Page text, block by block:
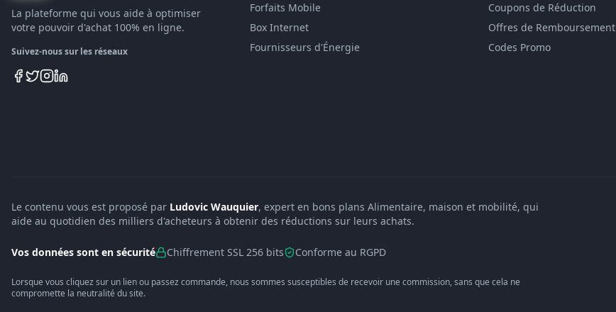
La plateforme qui vous aide à optimiser
votre pouvoir d'achat 100% en ligne.
Suivez-nous sur les réseaux
Forfaits Mobile
Box Internet
Fournisseurs d'Énergie
Coupons de Réduction
Offres de Remboursement
Codes Promo
Le contenu vous est proposé par Ludovic Wauquier, expert en bons plans Alimentaire, maison et mobilité, qui
aide au quotidien des milliers d'acheteurs à obtenir des réductions sur leurs achats.
Vos données sont en sécurité Chiffrement SSL 256 bits Conforme au RGPD
Lorsque vous cliquez sur un lien ou passez commande, nous sommes susceptibles de recevoir une commission, sans que cela ne
compromette la neutralité du site.